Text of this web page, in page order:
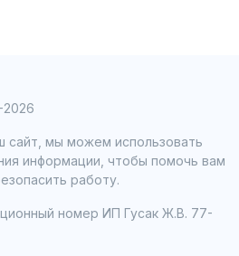
сайт, мы можем использовать
информации, чтобы помочь вам
работу.
номер ИП Гусак Ж.В. 77-